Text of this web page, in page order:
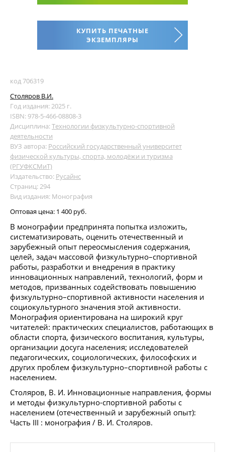
КУПИТЬ ПЕЧАТНЫЕ
ЭКЗЕМПЛЯРЫ
код 706319
Столяров В.И.
Год издания: 2025 г.
ISBN: 978-5-466-08808-3
Дисциплина:Технологии физкультурно-спортивной
деятельности
ВУЗ автора: Российский государственный университет
физической культуры, спорта, молодёжи и туризма
(РГУФКСМиТ)
Издательство: Русайнс
Страниц: 294
Вид издания: Монография
Оптовая цена: 1 400 руб.
В монографии предпринята попытка изложить,
систематизировать, оценить отечественный и
зарубежный опыт переосмысления содержания,
целей, задач массовой физкультурно–спортивной
работы, разработки и внедрения в практику
инновационных направлений, технологий, форм и
методов, призванных содействовать повышению
физкультурно–спортивной активности населения и
социокультурного значения этой активности.
Монография ориентирована на широкий круг
читателей: практических специалистов, работающих в
области спорта, физического воспитания, культуры,
организации досуга населения; исследователей
педагогических, социологических, философских и
других проблем физкультурно–спортивной работы с
населением.
Столяров, В. И. Инновационные направления, формы
и методы физкультурно-спортивной работы с
населением (отечественный и зарубежный опыт):
Часть III : монография / В. И. Столяров.